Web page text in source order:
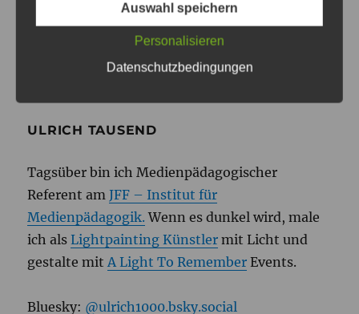
Pong *100
ULRICH TAUSEND
Tagsüber bin ich Medienpädagogischer
Referent amJFF – Institut für
Medienpädagogik. Wenn es dunkel wird, male
ich alsLightpainting Künstler mit Licht und
gestalte mitA Light To Remember Events.
Bluesky: @ulrich1000.bsky.social
Auswahl speichern
Personalisieren
Datenschutzbedingungen